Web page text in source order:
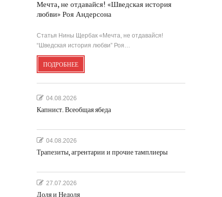
Мечта, не отдавайся! «Шведская история
любви» Роя Андерсона
Статья Нины Щербак «Мечта, не отдавайся!
“Шведская история любви” Роя…
ПОДРОБНЕЕ
04.08.2026
Капнист. Всеобщая ябеда
04.08.2026
Трапезиты, агрентарии и прочие тамплиеры
27.07.2026
Доля и Недоля